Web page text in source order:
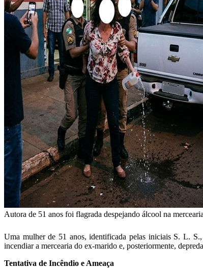
Autora de 51 anos foi flagrada despejando álcool na
Uma mulher de 51 anos, identificada pelas iniciais S. L.
incendiar a mercearia do ex-marido e, posteriormente,
Tentativa de Incêndio e Ameaça